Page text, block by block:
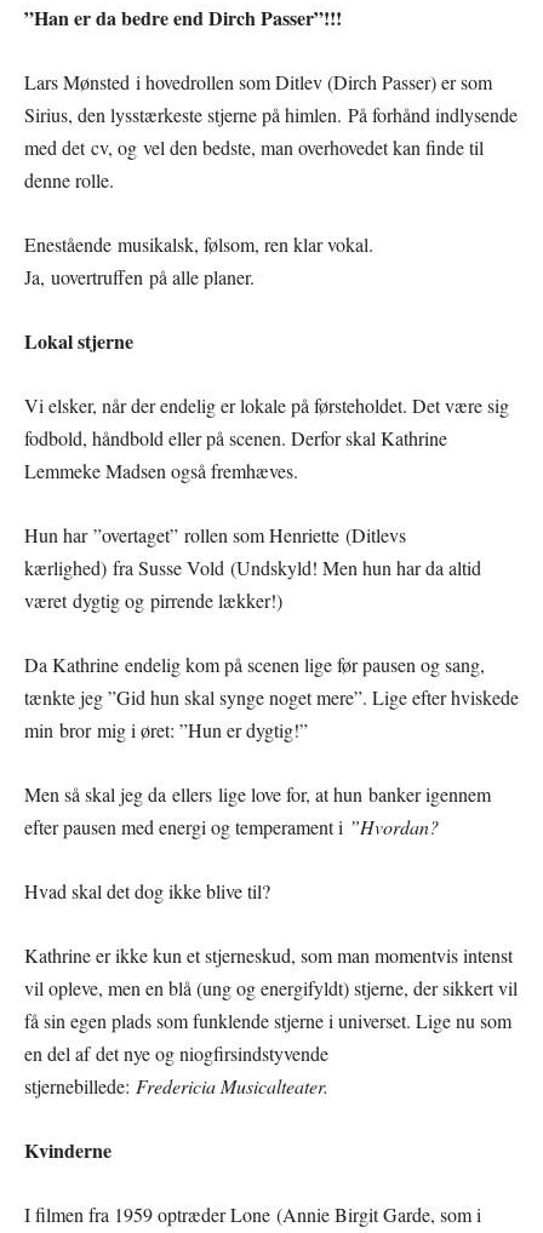
”Han er da bedre end Dirch Passer”!!!
Lars Mønsted i hovedrollen som Ditlev (Dirch Passer) er som
Sirius, den lysstærkeste stjerne på himlen. På forhånd indlysende
med det cv, og vel den bedste, man overhovedet kan finde til
denne rolle.
Enestående musikalsk, følsom, ren klar vokal.
Ja, uovertruffen på alle planer.
Lokal stjerne
Vi elsker, når der endelig er lokale på førsteholdet. Det være sig
fodbold, håndbold eller på scenen. Derfor skal Kathrine
Lemmeke Madsen også fremhæves.
Hun har ”overtaget” rollen som Henriette (Ditlevs
kærlighed) fra Susse Vold (Undskyld! Men hun har da altid
været dygtig og pirrende lækker!)
Da Kathrine endelig kom på scenen lige før pausen og sang,
tænkte jeg ”Gid hun skal synge noget mere”. Lige efter hviskede
min bror mig i øret: ”Hun er dygtig!”
Men så skal jeg da ellers lige love for, at hun banker igennem
efter pausen med energi og temperament i ”Hvordan?
Hvad skal det dog ikke blive til?
Kathrine er ikke kun et stjerneskud, som man momentvis intenst
vil opleve, men en blå (ung og energifyldt) stjerne, der sikkert vil
få sin egen plads som funklende stjerne i universet. Lige nu som
en del af det nye og niogfirsindstyvende
stjernebillede: Fredericia Musicalteater.
Kvinderne
I filmen fra 1959 optræder Lone (Annie Birgit Garde, som i